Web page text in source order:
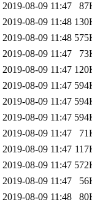
2019-08-09 11:47
2019-08-09 11:48
2019-08-09 11:48
2019-08-09 11:47
2019-08-09 11:47
2019-08-09 11:47
2019-08-09 11:47
2019-08-09 11:47
2019-08-09 11:47
2019-08-09 11:47
2019-08-09 11:47
2019-08-09 11:47
2019-08-09 11:48